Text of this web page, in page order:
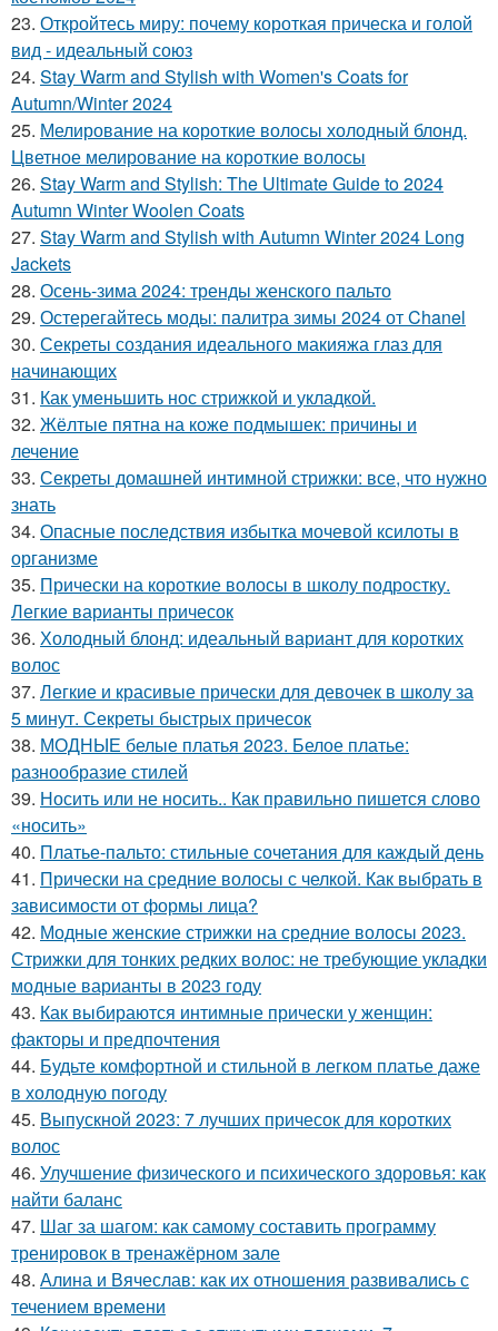
23. Откройтесь миру: почему короткая прическа и голой
вид - идеальный союз
24. Stay Warm and Stylish with Women's Coats for
Autumn/Winter 2024
25. Мелирование на короткие волосы холодный блонд.
Цветное мелирование на короткие волосы
26. Stay Warm and Stylish: The Ultimate Guide to 2024
Autumn Winter Woolen Coats
27. Stay Warm and Stylish with Autumn Winter 2024 Long
Jackets
28. Осень-зима 2024: тренды женского пальто
29. Остерегайтесь моды: палитра зимы 2024 от Chanel
30. Секреты создания идеального макияжа глаз для
начинающих
31. Как уменьшить нос стрижкой и укладкой.
32. Жёлтые пятна на коже подмышек: причины и
лечение
33. Секреты домашней интимной стрижки: все, что нужно
знать
34. Опасные последствия избытка мочевой ксилоты в
организме
35. Прически на короткие волосы в школу подростку.
Легкие варианты причесок
36. Холодный блонд: идеальный вариант для коротких
волос
37. Легкие и красивые прически для девочек в школу за
5 минут. Секреты быстрых причесок
38. МОДНЫЕ белые платья 2023. Белое платье:
разнообразие стилей
39. Носить или не носить.. Как правильно пишется слово
«носить»
40. Платье-пальто: стильные сочетания для каждый день
41. Прически на средние волосы с челкой. Как выбрать в
зависимости от формы лица?
42. Модные женские стрижки на средние волосы 2023.
Стрижки для тонких редких волос: не требующие укладки
модные варианты в 2023 году
43. Как выбираются интимные прически у женщин:
факторы и предпочтения
44. Будьте комфортной и стильной в легком платье даже
в холодную погоду
45. Выпускной 2023: 7 лучших причесок для коротких
волос
46. Улучшение физического и психического здоровья: как
найти баланс
47. Шаг за шагом: как самому составить программу
тренировок в тренажёрном зале
48. Алина и Вячеслав: как их отношения развивались с
течением времени